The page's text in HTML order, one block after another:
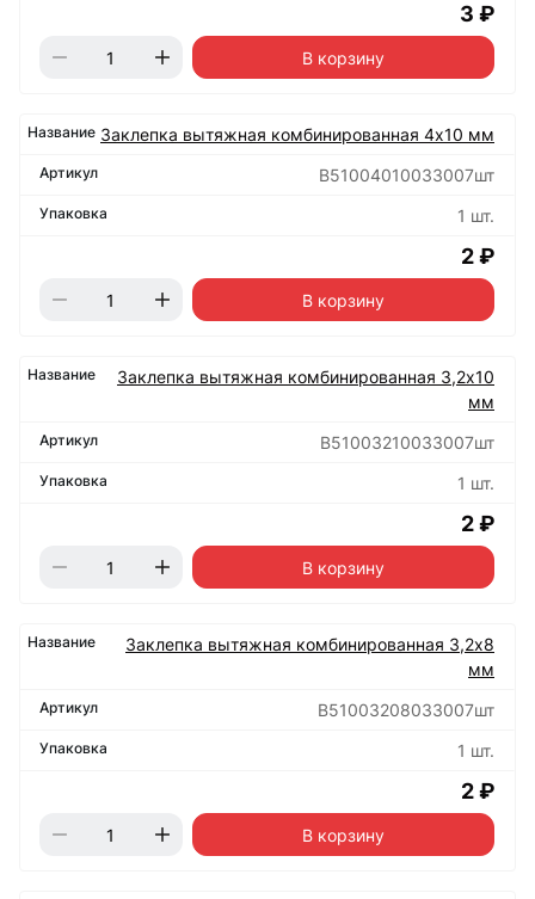
3 ₽
В корзину
Заклепка вытяжная комбинированная 4х10 мм
B51004010033007шт
1 шт.
2 ₽
В корзину
Заклепка вытяжная комбинированная 3,2х10
мм
B51003210033007шт
1 шт.
2 ₽
В корзину
Заклепка вытяжная комбинированная 3,2х8
мм
B51003208033007шт
1 шт.
2 ₽
В корзину